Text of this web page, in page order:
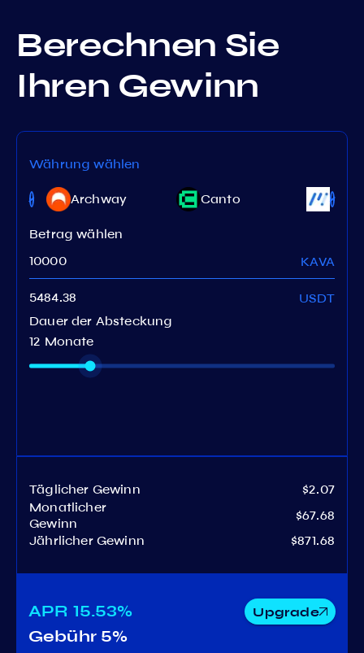
Berechnen Sie
Ihren Gewinn
Währung wählen
Archway Canto
Betrag wählen
KAVA
USDT
Dauer der Absteckung
12 Monate
Täglicher Gewinn
$2.07
Monatlicher
Gewinn
$67.68
Jährlicher Gewinn
$871.68
APR 15.53% Upgrade
Gebühr5%